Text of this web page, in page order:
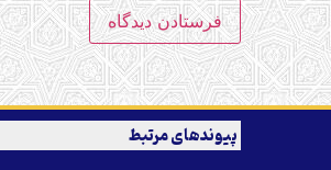
پیوندهای مرتبط